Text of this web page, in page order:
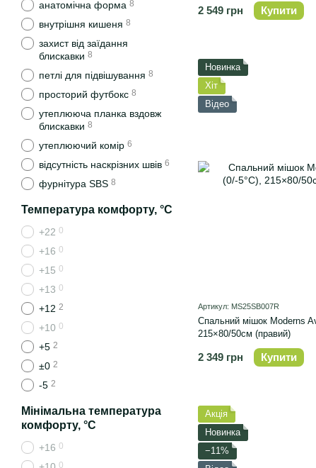
2 549 грн Купити
Новинка
Хіт
Відео
Артикул: MS25SB007R
Спальний мішок Moderns
215×80/50см (правий)
2 349 грн Купити
Акція
Новинка
−11%
анатомічна форма 8
внутрішня кишеня 8
захист від заїдання
блискавки 8
петлі для підвішування 8
просторий футбокс 8
утеплююча планка вздовж
блискавки 8
утеплюючий комір 6
відсутність наскрізних швів 6
фурнітура SBS 8
Температура комфорту, °C
+22 0
+16 0
+15 0
+13 0
+12 2
+10 0
+5 2
±0 2
-5 2
Мінімальна температура
комфорту, °C
+16 0
0